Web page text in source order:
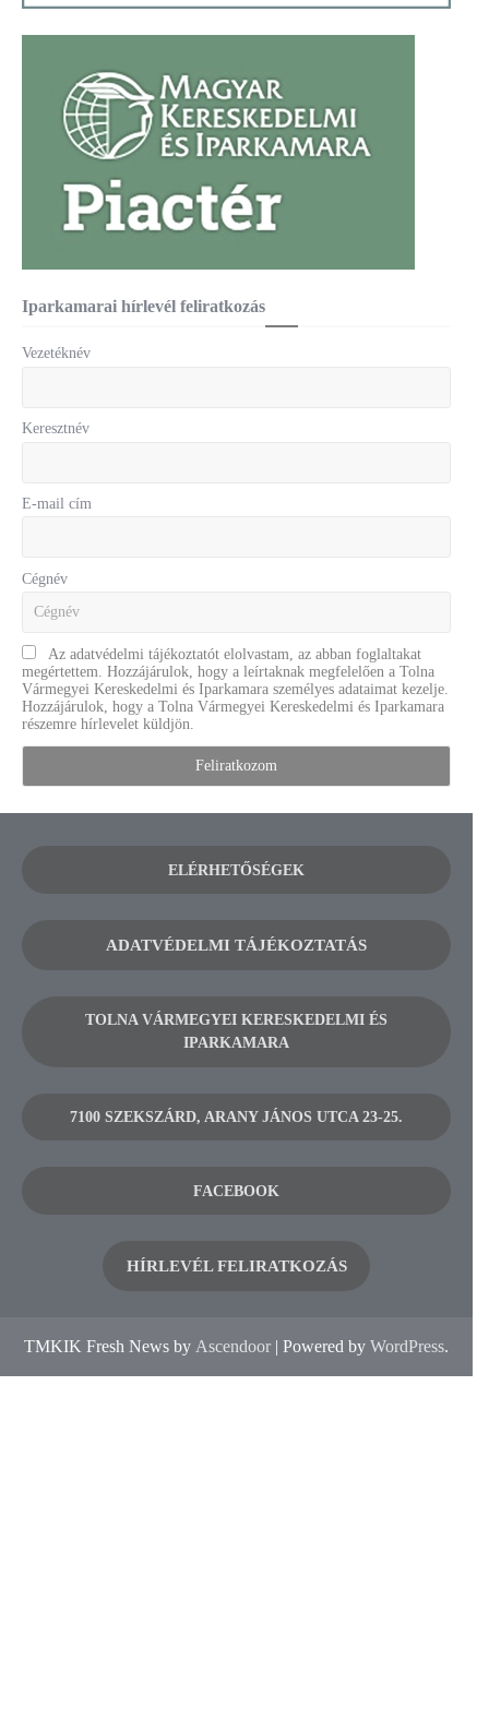
Iparkamarai hírlevél feliratkozás
Vezetéknév
Keresztnév
E-mail cím
Cégnév
Az adatvédelmi tájékoztatót elolvastam, az abban foglaltakat
megértettem. Hozzájárulok, hogy a leírtaknak megfelelően a Tolna
Vármegyei Kereskedelmi és Iparkamara személyes adataimat kezelje.
Hozzájárulok, hogy a Tolna Vármegyei Kereskedelmi és Iparkamara
részemre hírlevelet küldjön.
ELÉRHETŐSÉGEK
ADATVÉDELMI TÁJÉKOZTATÁS
TOLNA VÁRMEGYEI KERESKEDELMI ÉS
IPARKAMARA
7100 SZEKSZÁRD, ARANY JÁNOS UTCA 23-25.
FACEBOOK
HÍRLEVÉL FELIRATKOZÁS
TMKIK Fresh News by Ascendoor | Powered by WordPress.